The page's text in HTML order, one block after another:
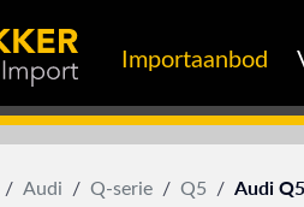
Importaanbod
Audi Q-serie Q5 Audi